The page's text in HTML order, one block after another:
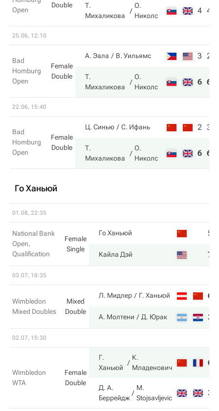
Open
Double
Т.
Михаликова
О.
Николс
4 4
25.06, 12:10
Bad
Homburg
Open
Female
Double
А. Эала В. Уильямс 3 2
Т.
Михаликова
О.
Николс
6 6
22.06, 15:40
Bad
Homburg
Open
Female
Double
Ц. Синью С. Ифань 2 3
Т.
Михаликова
О.
Николс
6 6
Го Ханьюй
01.08, 22:35
National Bank
Open,
Qualification
Female
Single
Го Ханьюй 5
Кайла Дэй 7
03.07, 18:35
Wimbledon
Mixed Doubles
Mixed
Double
Л. Мидлер Г. Ханьюй 6
А. Молтени Д. Юрак 3
02.07, 15:30
Wimbledon
WTA
Female
Double
Г.
Ханьюй
К.
Младенович
6
Д. А.
Беррейдж
M.
Stojsavljevic
3